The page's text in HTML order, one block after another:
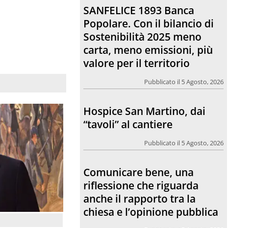
Hospice San Martino, dai
“tavoli” al cantiere
Pubblicato il 5 Agosto, 2026
Comunicare bene, una
anche il rapporto tra la
chiesa e l’opinione pubblica
Pubblicato il 5 Agosto, 2026
Togliamo il dolore
Pubblicato il 4 Agosto, 2026